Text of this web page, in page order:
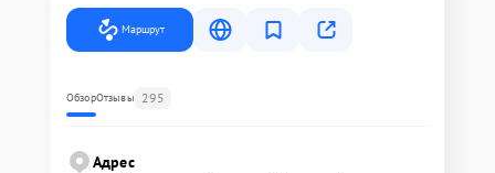
Маршрут
ОбзорОтзывы 295
Адрес